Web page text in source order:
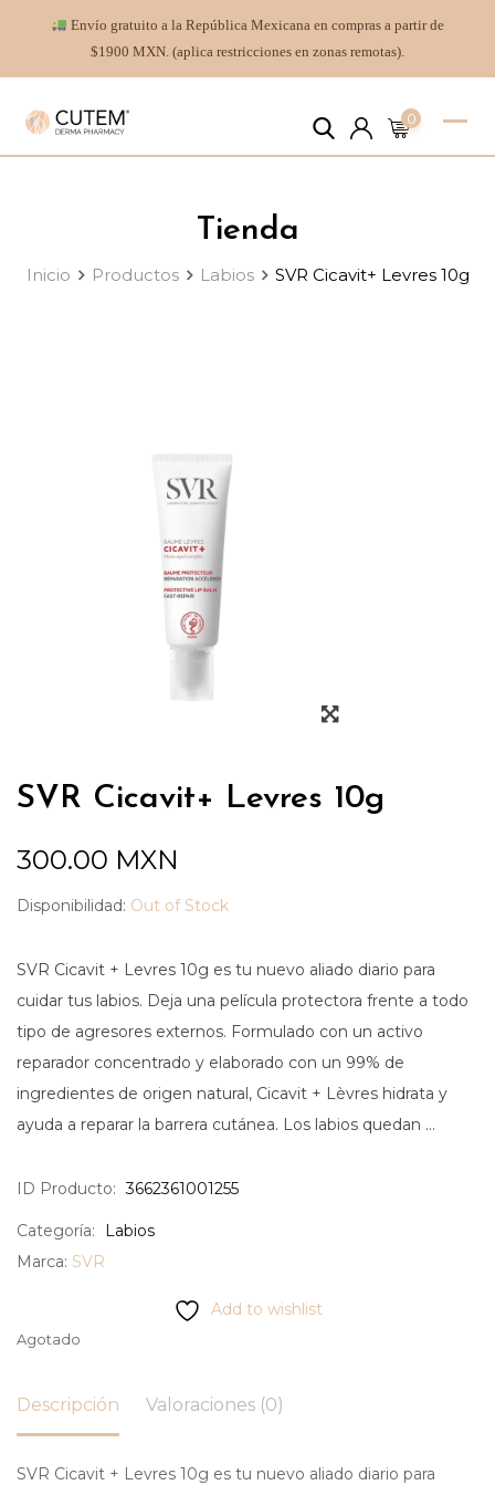
Envío gratuito a la República Mexicana en compras a partir de
$1900 MXN. (aplica restricciones en zonas remotas).
0
Tienda
Inicio Productos Labios SVR Cicavit+ Levres 10g
SVR Cicavit+ Levres 10g
300.00 MXN
Disponibilidad: Out of Stock
SVR Cicavit + Levres 10g es tu nuevo aliado diario para
cuidar tus labios. Deja una película protectora frente a todo
tipo de agresores externos. Formulado con un activo
reparador concentrado y elaborado con un 99% de
ingredientes de origen natural, Cicavit + Lèvres hidrata y
ayuda a reparar la barrera cutánea. Los labios quedan …
ID Producto: 3662361001255
Categoría:
Labios
Marca: SVR
Add to wishlist
Agotado
Descripción Valoraciones (0)
SVR Cicavit + Levres 10g es tu nuevo aliado diario para